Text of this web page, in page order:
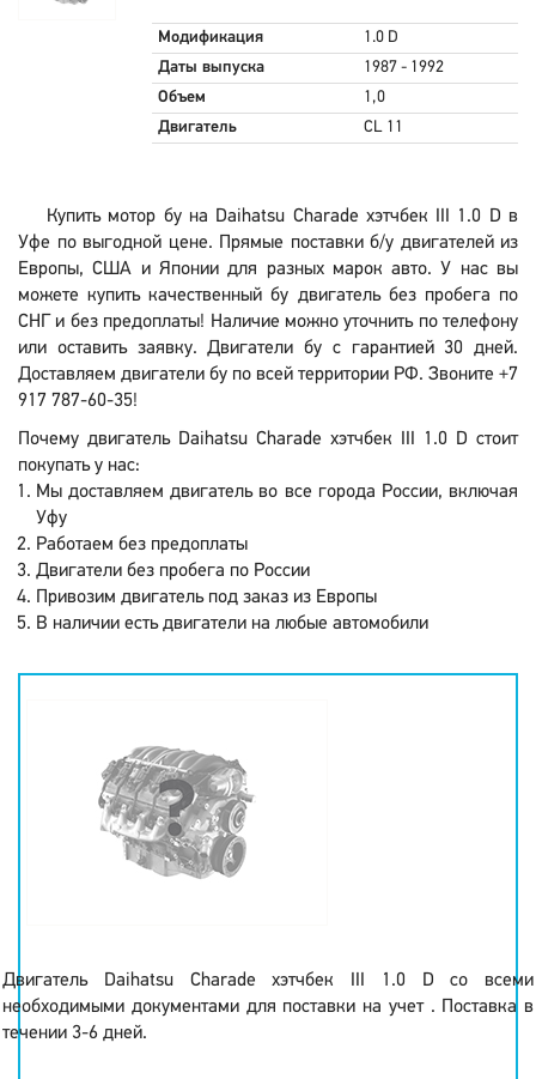
Модификация
1.0 D
Даты выпуска
1987 - 1992
Объем
1,0
Двигатель
CL 11
Купить мотор бу на Daihatsu Charade хэтчбек III 1.0 D в
Уфе по выгодной цене. Прямые поставки б/у двигателей из
Европы, США и Японии для разных марок авто. У нас вы
можете купить качественный бу двигатель без пробега по
СНГ и без предоплаты! Наличие можно уточнить по телефону
или оставить заявку. Двигатели бу с гарантией 30 дней.
Доставляем двигатели бу по всей территории РФ. Звоните +7
917 787-60-35!
Почему двигатель Daihatsu Charade хэтчбек III 1.0 D стоит
покупать у нас:
Мы доставляем двигатель во все города России, включая
Уфу
Работаем без предоплаты
Двигатели без пробега по России
Привозим двигатель под заказ из Европы
В наличии есть двигатели на любые автомобили
Двигатель Daihatsu Charade хэтчбек III 1.0 D со всеми
необходимыми документами для поставки на учет . Поставка в
течении 3-6 дней.